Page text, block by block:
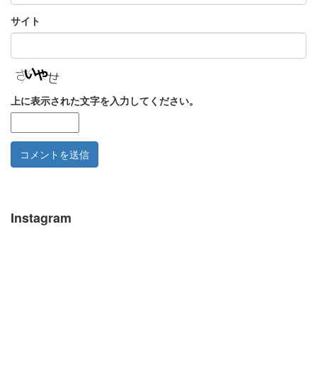
サイト
上に表示された文字を入力してください。
Instagram